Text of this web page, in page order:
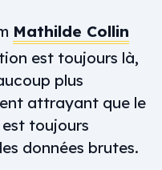
Mathilde Collin
est toujours là,
plus
attrayant que le
toujours
données brutes.